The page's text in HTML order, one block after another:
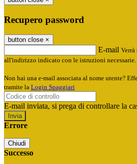
Recupero password
button close ×
E-mail
all'indirizzo indicato con le istruzioni necessarie.
Non hai una e-mail associata al nome utente?
tramite la Login Spaggiari
E-mail inviata, si prega di controllare la
Errore
Chiudi
Successo